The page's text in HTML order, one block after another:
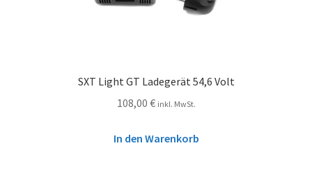
SXT Light GT Ladegerät 54,6 Volt
108,00 € inkl. MwSt.
In den Warenkorb